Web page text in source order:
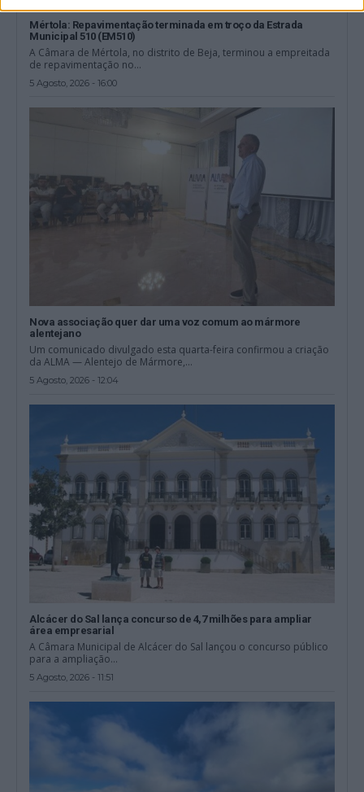
Mértola: Repavimentação terminada em troço da Estrada
Municipal 510 (EM510)
A Câmara de Mértola, no distrito de Beja, terminou a empreitada
de repavimentação no...
5 Agosto, 2026 - 16:00
Nova associação quer dar uma voz comum ao mármore
alentejano
Um comunicado divulgado esta quarta-feira confirmou a criação
da ALMA — Alentejo de Mármore,...
5 Agosto, 2026 - 12:04
Alcácer do Sal lança concurso de 4,7 milhões para ampliar
área empresarial
A Câmara Municipal de Alcácer do Sal lançou o concurso público
para a ampliação...
5 Agosto, 2026 - 11:51